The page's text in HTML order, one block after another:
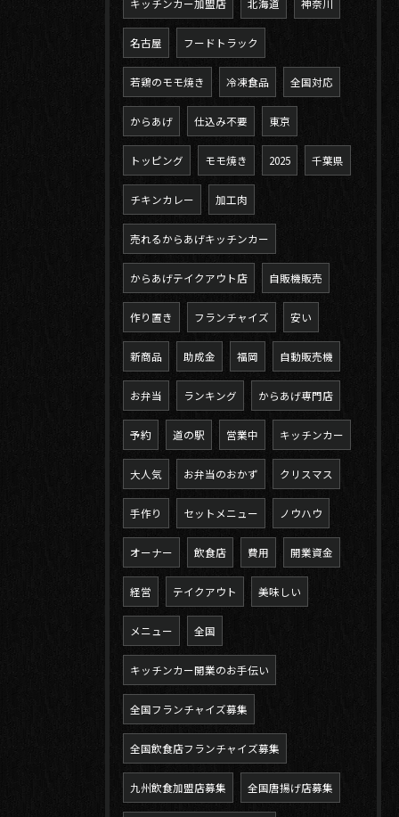
キッチンカー加盟店 北海道 神奈川
名古屋 フードトラック
若鶏のモモ焼き 冷凍食品 全国対応
からあげ 仕込み不要 東京
トッピング モモ焼き 2025 千葉県
チキンカレー 加工肉
売れるからあげキッチンカー
からあげテイクアウト店 自販機販売
作り置き フランチャイズ 安い
新商品 助成金 福岡 自動販売機
お弁当 ランキング からあげ専門店
予約 道の駅 営業中 キッチンカー
大人気 お弁当のおかず クリスマス
手作り セットメニュー ノウハウ
オーナー 飲食店 費用 開業資金
経営 テイクアウト 美味しい
メニュー 全国
キッチンカー開業のお手伝い
全国フランチャイズ募集
全国飲食店フランチャイズ募集
九州飲食加盟店募集 全国唐揚げ店募集